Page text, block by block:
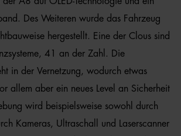
Des Weiteren wurde das Fahrzeug
hergestellt. Eine der Clous sind
41 an der Zahl. Die
in der Vernetzung, wodurch etwas
allem aber ein neues Level an Sicherheit
wird beispielsweise sowohl durch
Kameras, Ultraschall und Laserscanner